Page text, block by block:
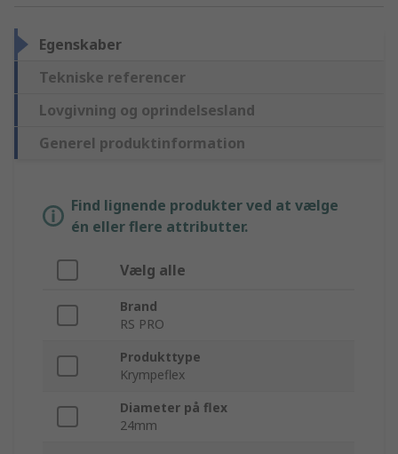
Egenskaber
Tekniske referencer
Lovgivning og oprindelsesland
Generel produktinformation
Find lignende produkter ved at vælge
én eller flere attributter.
Vælg alle
Brand
RS PRO
Produkttype
Krympeflex
Diameter på flex
24mm